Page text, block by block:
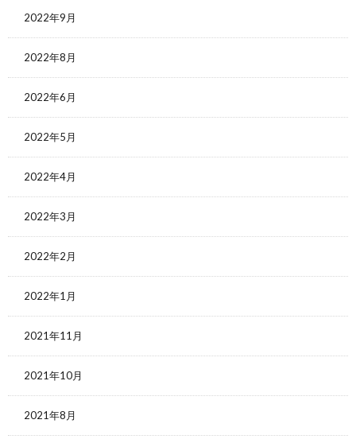
2022年9月
2022年8月
2022年6月
2022年5月
2022年4月
2022年3月
2022年2月
2022年1月
2021年11月
2021年10月
2021年8月